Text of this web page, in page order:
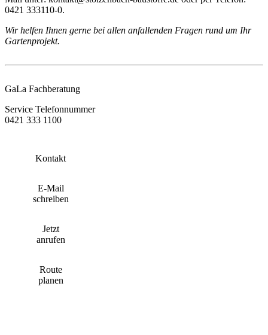
0421 333110-0.
Wir helfen Ihnen gerne bei allen anfallenden Fragen rund um Ihr
Gartenprojekt.
GaLa Fachberatung
Service Telefonnummer
0421 333 1100
Kontakt
E-Mail
schreiben
Jetzt
anrufen
Route
planen